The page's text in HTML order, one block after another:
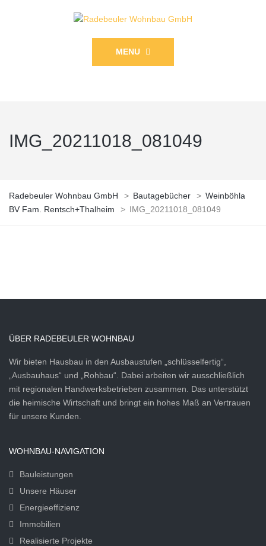
MENU
IMG_20211018_081049
Radebeuler Wohnbau GmbH > Bautagebücher > Weinböhla
BV Fam. Rentsch+Thalheim
> IMG_20211018_081049
ÜBER RADEBEULER WOHNBAU
Wir bieten Hausbau in den Ausbaustufen „schlüsselfertig“,
„Ausbauhaus“ und „Rohbau“. Dabei arbeiten wir ausschließlich
mit regionalen Handwerksbetrieben zusammen. Das unterstützt
die heimische Wirtschaft und bringt ein hohes Maß an Vertrauen
für unsere Kunden.
WOHNBAU-NAVIGATION
Bauleistungen
Unsere Häuser
Energieeffizienz
Immobilien
Realisierte Projekte